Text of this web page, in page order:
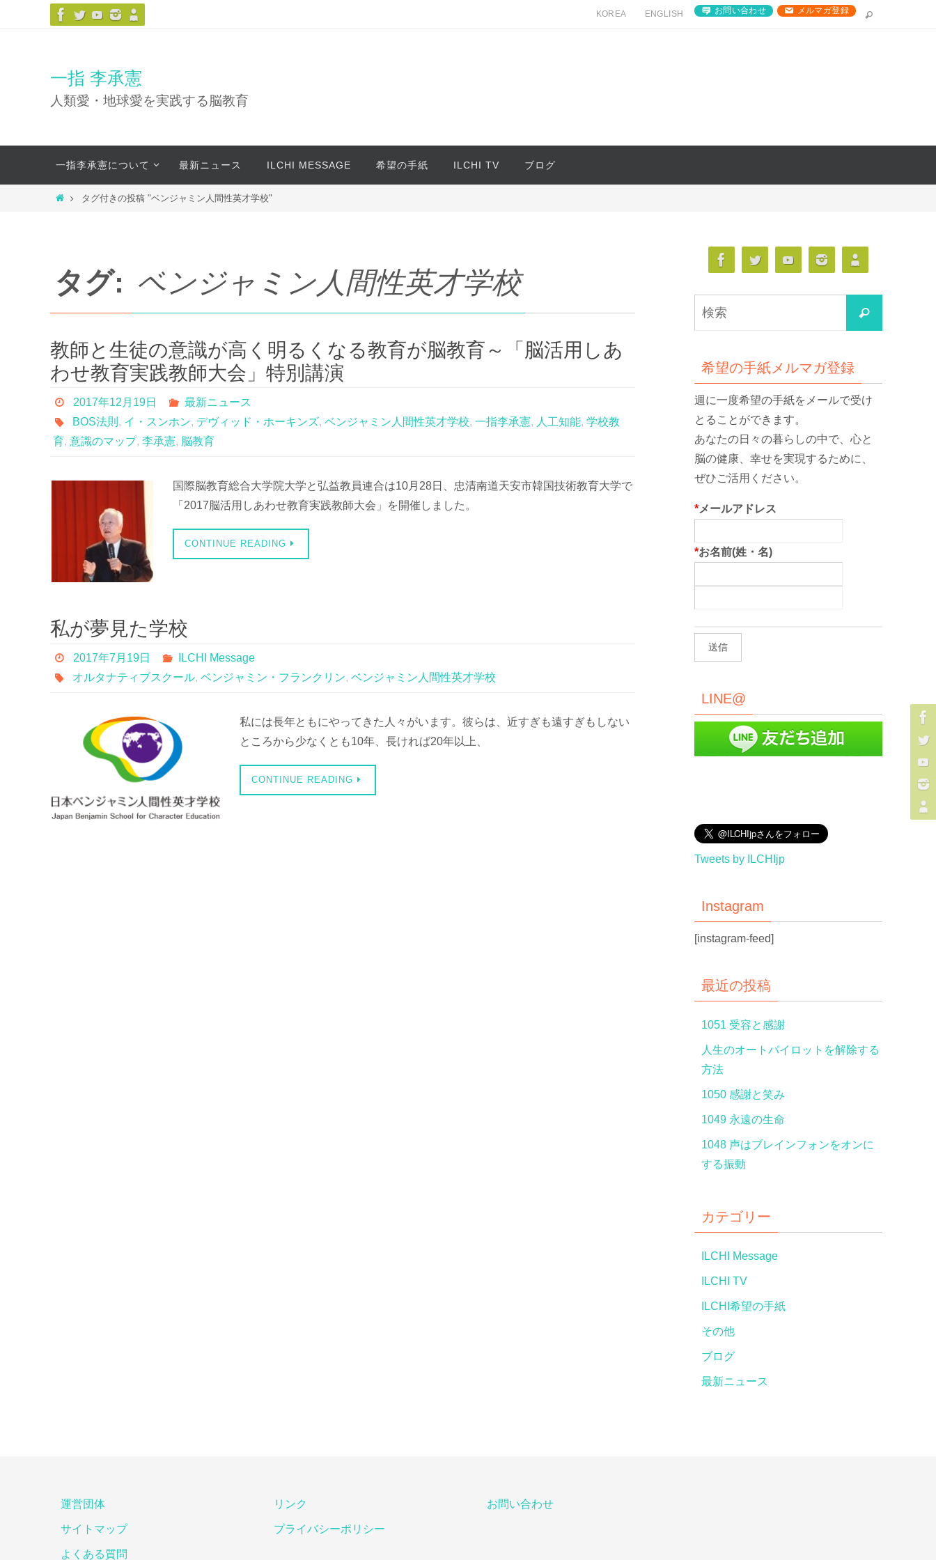
キ
プ
KOREA ENGLISH お問い合わせ メルマガ登録
一指 李承憲
人類愛・地球愛を実践する脳教育
テ
一指李承憲について 最新ニュース ILCHI MESSAGE 希望の手紙 ILCHI TV ブログ
ホ
タグ付きの投稿 "ベンジャミン人間性英才学校"
タグ: ベンジャミン人間性英才学校
教師と生徒の意識が高く明るくなる教育が脳教育～「脳活用しあ
わせ教育実践教師大会」特別講演
2017年12月19日
最新ニュース
BOS法則 , イ・スンホン, デヴィッド・ホーキンズ, ベンジャミン人間性英才学校, 一指李承憲, 人工知能, 学校教
育, 意識のマップ, 李承憲, 脳教育
国際脳教育総合大学院大学と弘益教員連合は10月28日、忠清南道天安市韓国技術教育大学で
「2017脳活用しあわせ教育実践教師大会」を開催しました。
CONTINUE READING
私が夢見た学校
2017年7月19日
ILCHI Message
オルタナティブスクール, ベンジャミン・フランクリン, ベンジャミン人間性英才学校
私には長年ともにやってきた人々がいます。彼らは、近すぎも遠すぎもしない
ところから少なくとも10年、長ければ20年以上、
CONTINUE READING
検
索
希望の手紙メルマガ登録
週に一度希望の手紙をメールで受け
とることができます。
あなたの日々の暮らしの中で、心と
脳の健康、幸せを実現するために、
ぜひご活用ください。
*メールアドレス
*お名前(姓・名)
LINE@
Tweets by ILCHIjp
Instagram
[instagram-feed]
最近の投稿
1051 受容と感謝
人生のオートパイロットを解除する
方法
1050 感謝と笑み
1049 永遠の生命
1048 声はブレインフォンをオンに
する振動
カテゴリー
ILCHI Message
ILCHI TV
ILCHI希望の手紙
その他
ブログ
最新ニュース
運営団体
サイトマップ
よくある質問
リンク
プライバシーポリシー
お問い合わせ